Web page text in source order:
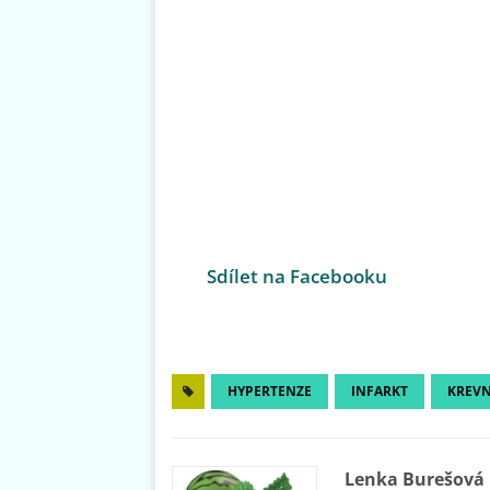
Sdílet na Facebooku
HYPERTENZE INFARKT
Lenka Burešová